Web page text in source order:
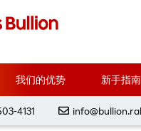
我们的优势 新手指南
4131